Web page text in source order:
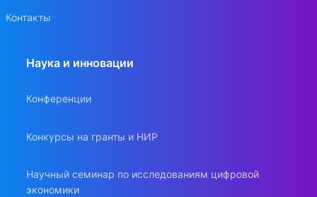
Контакты
Наука и инновации
Конференции
Конкурсы на гранты и НИР
Научный семинар по исследованиям цифровой
экономики